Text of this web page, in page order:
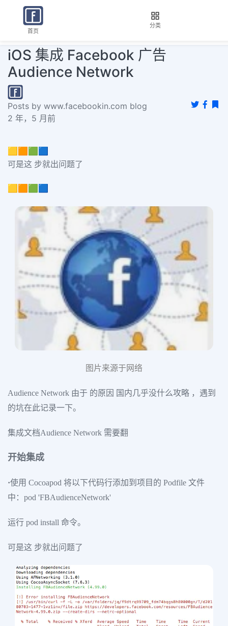
首页
分类
iOS 集成 Facebook 广告
Audience Network
Posts by www.facebookin.com blog
2 年，5 月前
🟨🟧🟩🟦
可是这 步就出问题了
🟨🟧🟩🟦
图片来源于网络
Audience Network 由于 的原因 国内几乎没什么攻略 ，遇到
的坑在此记录一下。
集成文档Audience Network 需要翻
开始集成
·使用 Cocoapod 将以下代码行添加到项目的 Podfile 文件
中：pod 'FBAudienceNetwork'
运行 pod install 命令。
可是这 步就出问题了